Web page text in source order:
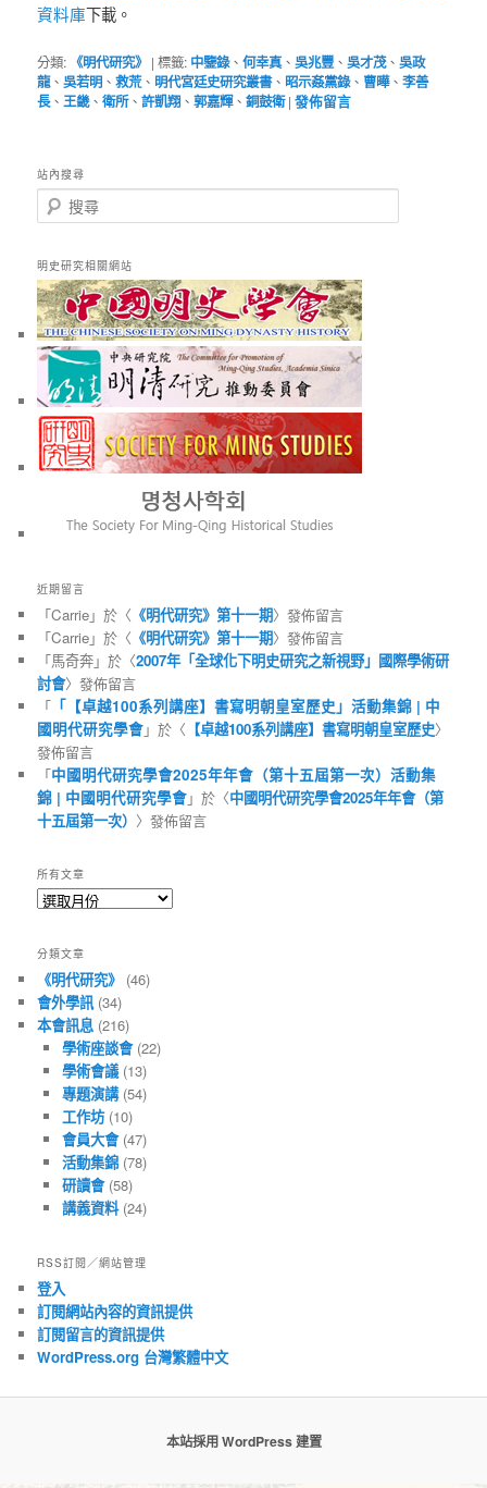
資料庫下載。
分類: 《明代研究》 |標籤: 中鑒錄、何幸真、吳兆豐 、吳才茂、吳政
龍、吳若明 、救荒、 明代宮廷史研究叢書、 昭示姦黨錄、曹曄、李善
長、王畿、衛所、許凱翔 、郭嘉輝、銅鼓衛 |發佈留言
站內搜尋
搜
尋
明史研究相關網站
近期留言
「Carrie」於〈 《明代研究》第十一期〉發佈留言
「Carrie」於〈 《明代研究》第十一期〉發佈留言
「馬奇奔」於〈2007年「全球化下明史研究之新視野」國際學術研
討會〉發佈留言
「 「【卓越100系列講座】書寫明朝皇室歷史」活動集錦 | 中
國明代研究學會」於〈 【卓越100系列講座】書寫明朝皇室歷史〉
發佈留言
「中國明代研究學會2025年年會（第十五屆第一次）活動集
錦 | 中國明代研究學會」於〈中國明代研究學會2025年年會（第
十五屆第一次） 〉發佈留言
所有文章
所
章
分類文章
《明代研究》 (46)
會外學訊(34)
本會訊息 (216)
學術座談會(22)
學術會議(13)
專題演講(54)
工作坊(10)
會員大會(47)
活動集錦(78)
研讀會(58)
講義資料(24)
RSS訂閱／網站管理
登入
訂閱網站內容的資訊提供
訂閱留言的資訊提供
WordPress.org 台灣繁體中文
本站採用 WordPress 建置